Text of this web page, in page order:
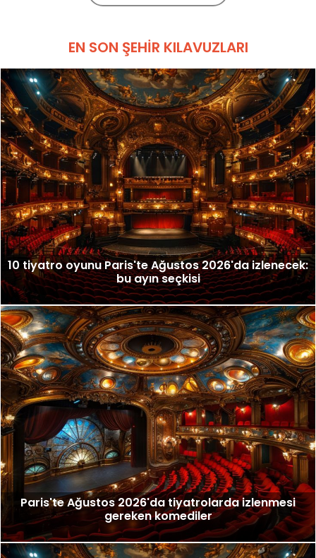
EN SON ŞEHIR KILAVUZLARI
10 tiyatro oyunu Paris'te Ağustos 2026'da izlenecek:
bu ayın seçkisi
Paris'te Ağustos 2026'da tiyatrolarda izlenmesi
gereken komediler